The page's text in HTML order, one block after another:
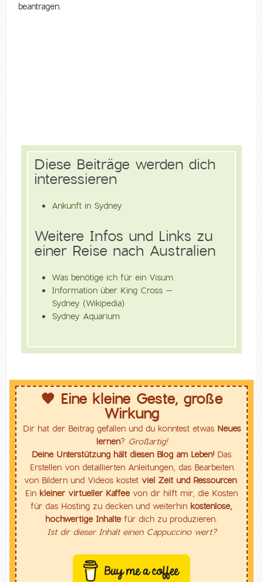
beantragen.
Diese Beiträge werden dich
interessieren
Ankunft in Sydney
Weitere Infos und Links zu
einer Reise nach Australien
Was benötige ich für ein Visum
Information über King Cross –
Sydney (Wikipedia)
Sydney Aquarium
🧡 Eine kleine Geste, große
Wirkung
Dir hat der Beitrag gefallen und du konntest etwas Neues
lernen? Großartig!
Deine Unterstützung hält diesen Blog am Leben! Das
Erstellen von detaillierten Anleitungen, das Bearbeiten
von Bildern und Videos kostet viel Zeit und Ressourcen.
Ein kleiner virtueller Kaffeevon dir hilft mir, die Kosten
für das Hosting zu decken und weiterhin kostenlose,
hochwertige Inhaltefür dich zu produzieren.
Ist dir dieser Inhalt einen Cappuccino wert?